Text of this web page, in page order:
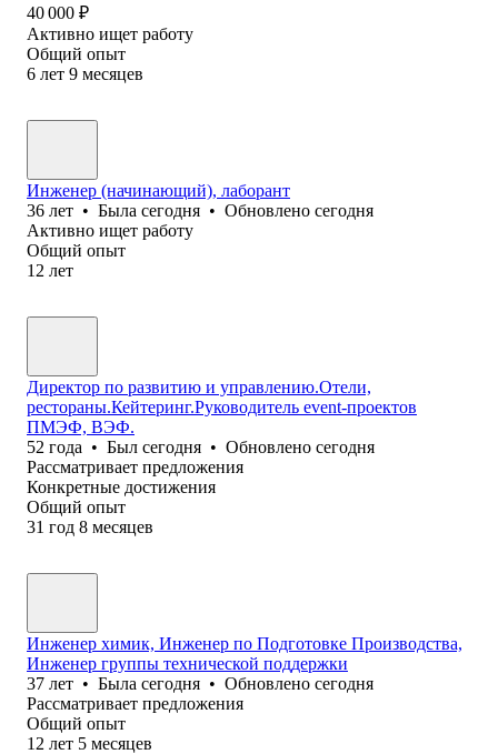
40 000 ₽
Активно ищет работу
Общий опыт
6 лет 9 месяцев
Инженер (начинающий), лаборант
36 лет • Была сегодня • Обновлено сегодня
Активно ищет работу
Общий опыт
12 лет
Директор по развитию и управлению.Отели,
рестораны.Кейтеринг.Руководитель event-проектов
ПМЭФ, ВЭФ.
52 года • Был сегодня • Обновлено сегодня
Рассматривает предложения
Конкретные достижения
Общий опыт
31 год 8 месяцев
Инженер химик, Инженер по Подготовке Производства,
Инженер группы технической поддержки
37 лет • Была сегодня • Обновлено сегодня
Рассматривает предложения
Общий опыт
12 лет 5 месяцев